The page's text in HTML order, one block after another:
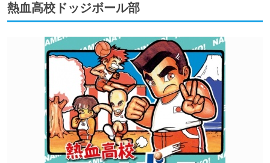
熱血高校ドッジボール部